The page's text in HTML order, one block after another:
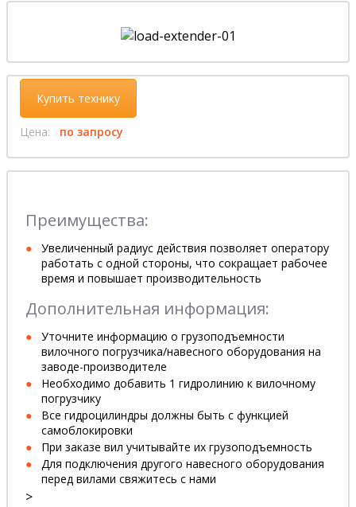
Купить технику
Цена: по запросу
Преимущества:
Увеличенный радиус действия позволяет оператору
работать с одной стороны, что сокращает рабочее
время и повышает производительность
Дополнительная информация:
Уточните информацию о грузоподъемности
вилочного погрузчика/навесного оборудования на
заводе-производителе
Необходимо добавить 1 гидролинию к вилочному
погрузчику
Все гидроцилиндры должны быть с функцией
самоблокировки
При заказе вил учитывайте их грузоподъемность
Для подключения другого навесного оборудования
перед вилами свяжитесь с нами
>